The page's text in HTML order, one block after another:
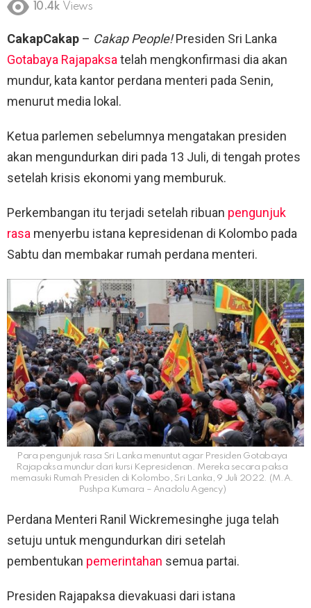
10.4k Views
CakapCakap – Cakap People!Presiden Sri Lanka
Gotabaya Rajapaksatelah mengkonfirmasi dia akan
mundur, kata kantor perdana menteri pada Senin,
menurut media lokal.
Ketua parlemen sebelumnya mengatakan presiden
akan mengundurkan diri pada 13 Juli, di tengah protes
setelah krisis ekonomi yang memburuk.
Perkembangan itu terjadi setelah ribuan pengunjuk
rasa menyerbu istana kepresidenan di Kolombo pada
Sabtu dan membakar rumah perdana menteri.
Para pengunjuk rasa Sri Lanka menuntut agar Presiden Gotabaya
Rajapaksa mundur dari kursi Kepresidenan. Mereka secara paksa
memasuki Rumah Presiden di Kolombo, Sri Lanka, 9 Juli 2022. (M.A.
Pushpa Kumara – Anadolu Agency)
Perdana Menteri Ranil Wickremesinghe juga telah
setuju untuk mengundurkan diri setelah
pembentukan pemerintahan semua partai.
Presiden Rajapaksa dievakuasi dari istana